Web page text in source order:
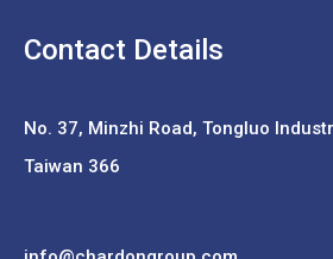
Contact Details
No. 37, Minzhi Road, Tongluo
Taiwan 366